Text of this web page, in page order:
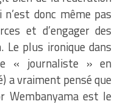
donc même pas
et d’engager des
Le plus ironique dans
« journaliste » en
a vraiment pensé que
Wembanyama est le